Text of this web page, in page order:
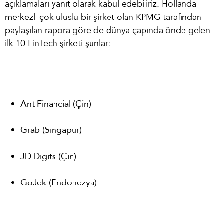
açıklamaları yanıt olarak kabul edebiliriz. Hollanda
merkezli çok uluslu bir şirket olan KPMG tarafından
paylaşılan rapora göre de dünya çapında önde gelen
ilk 10 FinTech şirketi şunlar:
Ant Financial (Çin)
Grab (Singapur)
JD Digits (Çin)
GoJek (Endonezya)